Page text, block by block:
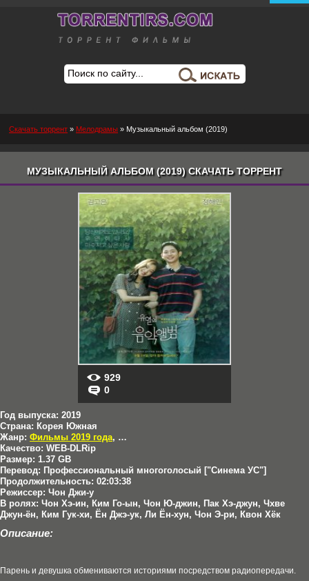
Скачать торрент » Мелодрамы » Музыкальный альбом (2019)
МУЗЫКАЛЬНЫЙ АЛЬБОМ (2019) СКАЧАТЬ ТОРРЕНТ
929
0
Год выпуска: 2019
Страна: Корея Южная
Жанр: Фильмы 2019 года, Мелодрамы
Качество: WEB-DLRip
Размер: 1.37 GB
Перевод: Профессиональный многоголосый ["Синема УС"]
Продолжительность: 02:03:38
Режиссер: Чон Джи-у
В ролях: Чон Хэ-ин, Ким Го-ын, Чон Ю-джин, Пак Хэ-джун, Чхве
Джун-ён, Ким Гук-хи, Ён Джэ-ук, Ли Ён-хун, Чон Э-ри, Квон Хёк
Описание:
Парень и девушка обмениваются историями посредством радиопередачи.